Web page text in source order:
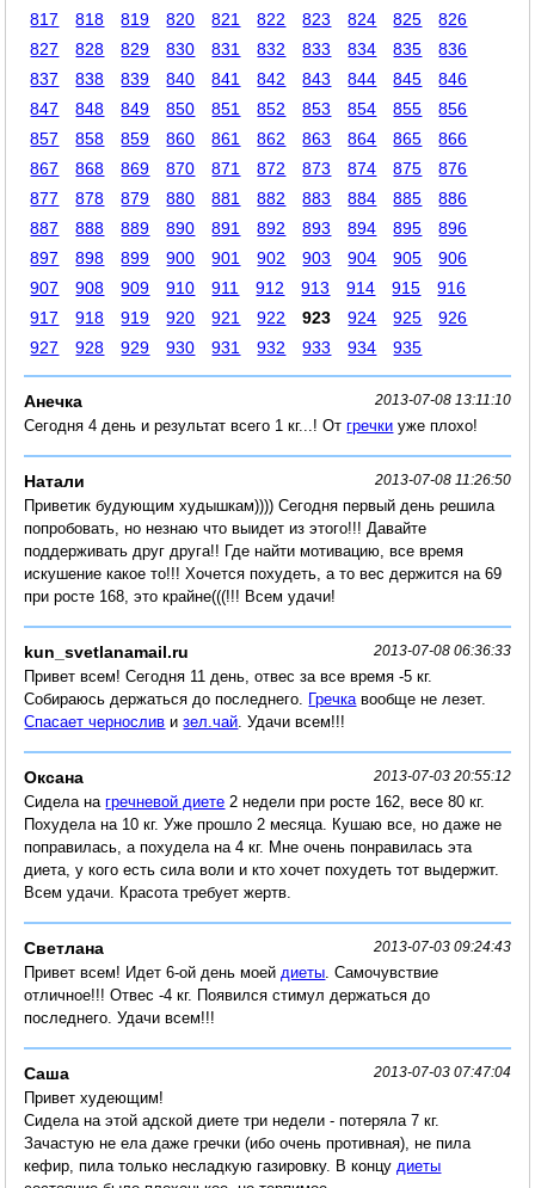
817
818 819 820 821 822 823 824 825
826
827
828 829 830 831 832 833 834 835
836
837
838 839 840 841 842 843 844 845
846
847
848 849 850 851 852 853 854 855
856
857
858 859 860 861 862 863 864 865
866
867
868 869 870 871 872 873 874 875
876
877
878 879 880 881 882 883 884 885
886
887
888 889 890 891 892 893 894 895
896
897
898 899 900 901 902 903 904 905
906
907
908 909 910 911 912 913 914 915
916
917
918 919 920 921 922 923 924 925
926
927
928 929 930 931 932 933 934 935
Анечка 2013-07-08 13:11:10
Сегодня 4 день и результат всего 1 кг...! Отгречки уже плохо!
Натали 2013-07-08 11:26:50
Приветик будующим худышкам)))) Сегодня первый день решила
попробовать, но незнаю что выидет из этого!!! Давайте
поддерживать друг друга!! Где найти мотивацию, все время
искушение какое то!!! Хочется похудеть, а то вес держится на 69
при росте 168, это крайне(((!!! Всем удачи!
kun_svetlanamail.ru 2013-07-08 06:36:33
Привет всем! Сегодня 11 день, отвес за все время -5 кг.
Собираюсь держаться до последнего.
Гречка вообще не лезет.
Спасает чернослив изел.чай . Удачи всем!!!
Оксана 2013-07-03 20:55:12
Сидела нагречневой диете 2 недели при росте 162, весе 80 кг.
Похудела на 10 кг. Уже прошло 2 месяца. Кушаю все, но даже не
поправилась, а похудела на 4 кг. Мне очень понравилась эта
диета, у кого есть сила воли и кто хочет похудеть тот выдержит.
Всем удачи. Красота требует жертв.
Cветлана 2013-07-03 09:24:43
Привет всем! Идет 6-ой день моей диеты . Самочувствие
отличное!!! Отвес -4 кг. Появился стимул держаться до
последнего. Удачи всем!!!
Саша 2013-07-03 07:47:04
Привет худеющим!
Сидела на этой адской диете три недели - потеряла 7 кг.
Зачастую не ела даже гречки (ибо очень противная), не пила
кефир, пила только несладкую газировку. В концу диеты